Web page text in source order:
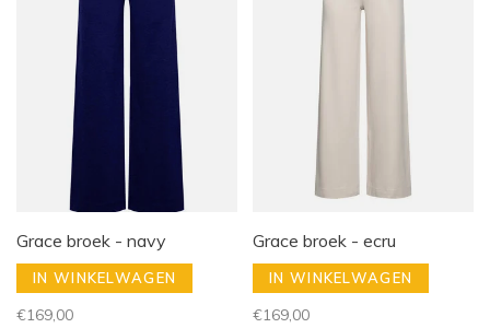
Grace broek - navy
IN WINKELWAGEN
€169,00
Grace broek - ecru
IN WINKELWAGEN
€169,00